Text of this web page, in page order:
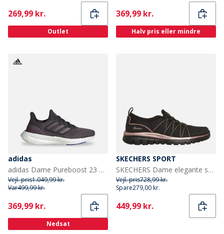
Current
269,99 kr.
Outlet
Current
369,99 kr.
Halv pris eller mindre
adidas
adidas Dame Pureboost 23 Neutrale Løbesko Aurora Black/Aurora Metallic/Core Black
Vejl. pris1.049,99 kr.
Var499,99 kr.
Current
369,99 kr.
Nedsat
SKECHERS SPORT
SKECHERS Dame elegante sneakers Sort
Vejl. pris728,99 kr.
Spare279,00 kr.
Current
449,99 kr.